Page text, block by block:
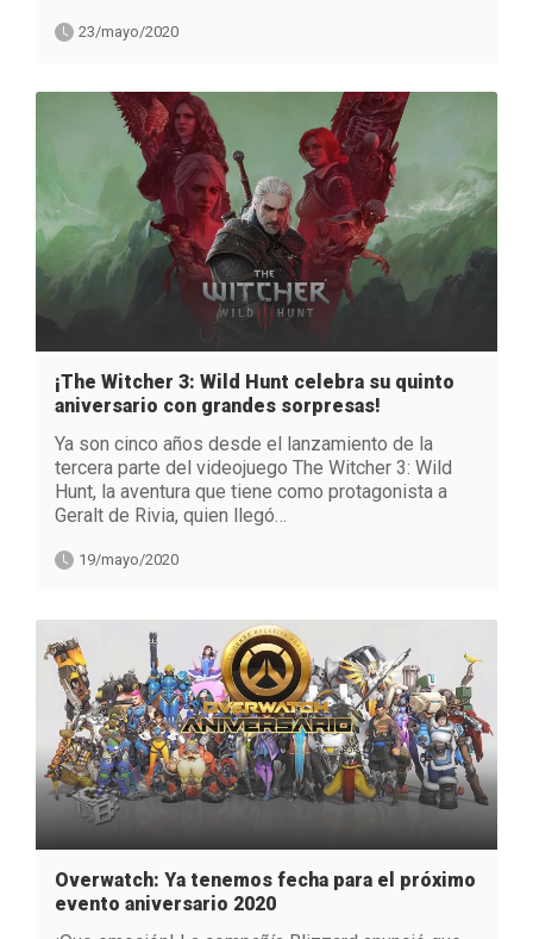
23/mayo/2020
¡The Witcher 3: Wild Hunt celebra su quinto
aniversario con grandes sorpresas!
Ya son cinco años desde el lanzamiento de la
tercera parte del videojuego The Witcher 3: Wild
Hunt, la aventura que tiene como protagonista a
Geralt de Rivia, quien llegó…
19/mayo/2020
Overwatch: Ya tenemos fecha para el próximo
evento aniversario 2020